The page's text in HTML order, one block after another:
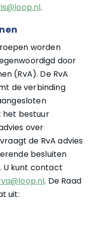
.
worden
door
(RvA). De RvA
de verbinding
het bestuur
over
de RvA advies
besluiten
U kunt contact
. De Raad
uit: